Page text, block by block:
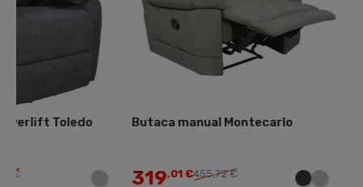
Butaca manual Montecarlo
455,72 €
Butaca manual
,01 €427,15 €